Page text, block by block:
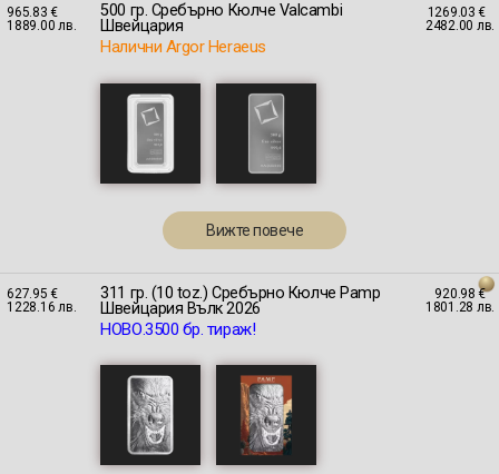
965.83 €
1889.00 лв.
500 гр. Сребърно Кюлче Valcambi
Швейцария
Налични Argor Heraeus
Вижте повече
1269.03 €
2482.00 лв.
627.95 €
1228.16 лв.
311 гр. (10 toz.) Сребърно Кюлче Pamp
Швейцария Вълк 2026
НОВО.3500 бр. тираж!
920.98 €
1801.28 лв.